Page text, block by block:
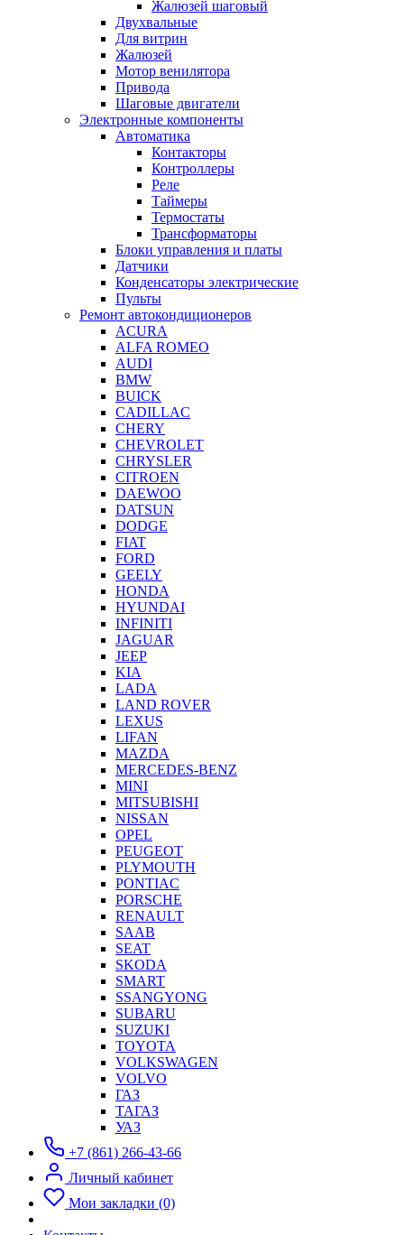
Жалюзей шаговый
Двухвальные
Для витрин
Жалюзей
Мотор венилятора
Привода
Шаговые двигатели
Электронные компоненты
Автоматика
Контакторы
Контроллеры
Реле
Таймеры
Термостаты
Трансформаторы
Блоки управления и платы
Датчики
Конденсаторы электрические
Пульты
Ремонт автокондиционеров
ACURA
ALFA ROMEO
AUDI
BMW
BUICK
CADILLAC
CHERY
CHEVROLET
CHRYSLER
CITROEN
DAEWOO
DATSUN
DODGE
FIAT
FORD
GEELY
HONDA
HYUNDAI
INFINITI
JAGUAR
JEEP
KIA
LADA
LAND ROVER
LEXUS
LIFAN
MAZDA
MERCEDES-BENZ
MINI
MITSUBISHI
NISSAN
OPEL
PEUGEOT
PLYMOUTH
PONTIAC
PORSCHE
RENAULT
SAAB
SEAT
SKODA
SMART
SSANGYONG
SUBARU
SUZUKI
TOYOTA
VOLKSWAGEN
VOLVO
ГАЗ
ТАГАЗ
УАЗ
+7 (861) 266-43-66
Личный кабинет
Мои закладки (0)